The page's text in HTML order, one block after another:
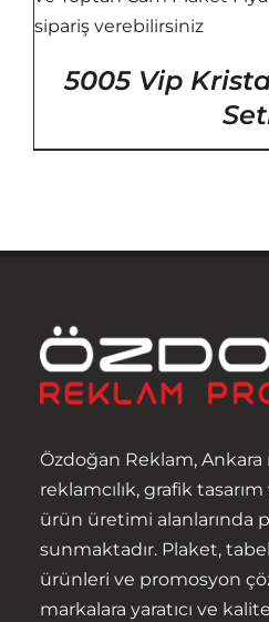
5005 Vip
Özdoğan Reklam,
reklamcılık, grafik
ürün üretimi alanlarında
sunmaktadır. Plaket,
ürünleri ve promosyon
markalara yaratıcı ve